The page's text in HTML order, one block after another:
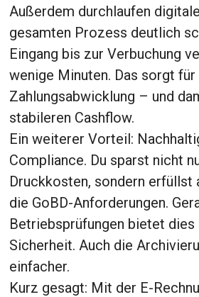
Außerdem durchlaufen
gesamten Prozess deutlich
Eingang bis zur Verbuchung
wenige Minuten. Das sorgt
Zahlungsabwicklung – und
stabileren Cashflow.
Ein weiterer Vorteil:
Compliance. Du sparst nicht
Druckkosten, sondern erfüllst
die GoBD-Anforderungen.
Betriebsprüfungen bietet
Sicherheit. Auch die
einfacher.
Kurz gesagt: Mit der E-